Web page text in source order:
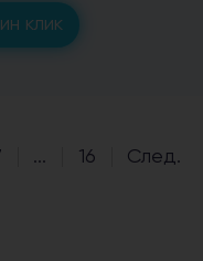
клик
... 16 След.